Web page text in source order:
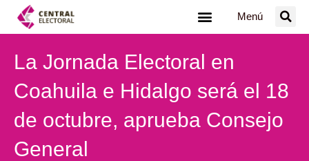
Menú
La Jornada Electoral en
Coahuila e Hidalgo será el 18
de octubre, aprueba Consejo
General